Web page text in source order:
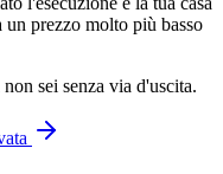
un prezzo molto più basso
sei senza via d'uscita.